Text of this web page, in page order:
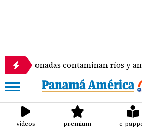
contaminan ríos y amenazan
videos premium e-